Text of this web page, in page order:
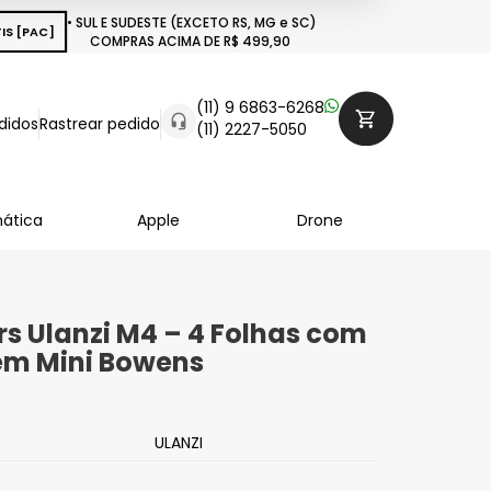
[PAC]
• SUL E SUDESTE (EXCETO RS, MG e SC)
COMPRAS ACIMA DE R$ 499,90
Rastrear pedido
(11) 9 6863-6268
(11) 2227-5050
Apple Drone
Ulanzi M4 – 4 Folhas com
Mini Bowens
ULANZI